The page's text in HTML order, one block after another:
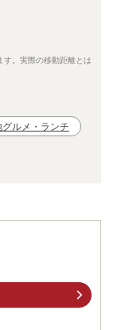
す。実際の移動距離とは
グルメ・ランチ